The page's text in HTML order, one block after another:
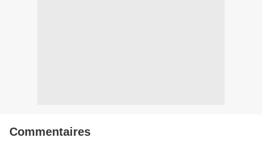
Commentaires